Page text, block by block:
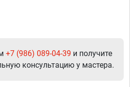
+7 (986) 089-04-39 и получите
консультацию у мастера.